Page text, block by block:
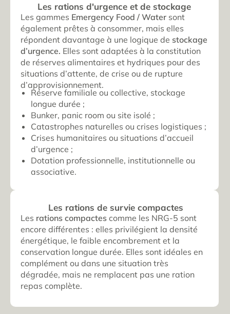
Les rations d'urgence et de stockage
Les gammes Emergency Food / Water sont
également prêtes à consommer, mais elles
répondent davantage à une logique de stockage
d’urgence. Elles sont adaptées à la constitution
de réserves alimentaires et hydriques pour des
situations d’attente, de crise ou de rupture
d’approvisionnement.
Réserve familiale ou collective, stockage
longue durée ;
Bunker, panic room ou site isolé ;
Catastrophes naturelles ou crises logistiques ;
Crises humanitaires ou situations d’accueil
d’urgence ;
Dotation professionnelle, institutionnelle ou
associative.
Les rations de survie compactes
Les rations compactes comme les NRG-5 sont
encore différentes : elles privilégient la densité
énergétique, le faible encombrement et la
conservation longue durée. Elles sont idéales en
complément ou dans une situation très
dégradée, mais ne remplacent pas une ration
repas complète.